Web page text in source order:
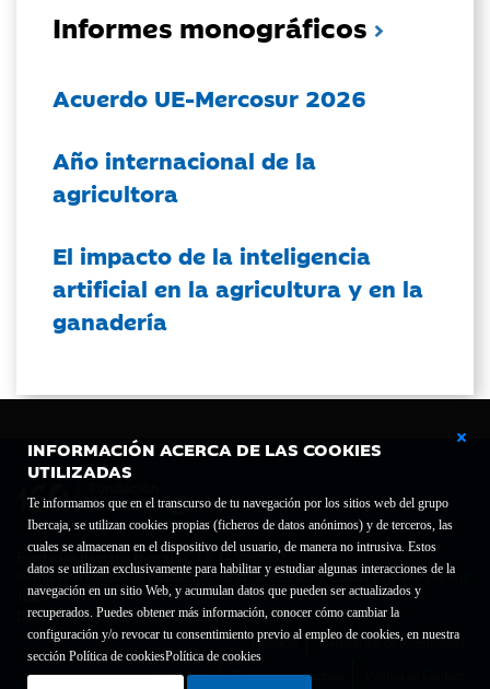
INFORMACIÓN ACERCA DE LAS COOKIES
UTILIZADAS
Te informamos que en el transcurso de tu navegación por los sitios web del grupo
Ibercaja, se utilizan cookies propias (ficheros de datos anónimos) y de terceros, las
cuales se almacenan en el dispositivo del usuario, de manera no intrusiva. Estos
datos se utilizan exclusivamente para habilitar y estudiar algunas interacciones de la
navegación en un sitio Web, y acumulan datos que pueden ser actualizados y
recuperados. Puedes obtener más información, conocer cómo cambiar la
configuración y/o revocar tu consentimiento previo al empleo de cookies, en nuestra
sección Política de cookiesPolítica de cookies
Informes monográficos
Acuerdo UE-Mercosur 2026
Año internacional de la
agricultora
El impacto de la inteligencia
artificial en la agricultura y en la
ganadería
Fundación Bancaria Ibercaja C.I.F. G-50000652.
Inscrita en el Registro de Fundaciones del Mº de Educación, Cultura y Deporte con el nº
1689.
Domicilio social: Joaquín Costa, 13. 50001 Zaragoza.
Contacto
Declaración de accesibilidad
Aviso legal Política de privacidad